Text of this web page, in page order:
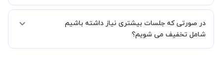
همچنین میتوانید درخواست خود را از طریق تماس مستقیم با شماره
مدرس مشخص کند ابتدا باید جلسه اول کلاس درس شما با مدرس برگزار
شود تا با توجه به سطح شما و خواسته شما مدرس اعلام کنند که تقریبا
در صورتی که جلسات بیشتری نیاز داشته باشیم
شامل تخفیف می شویم؟